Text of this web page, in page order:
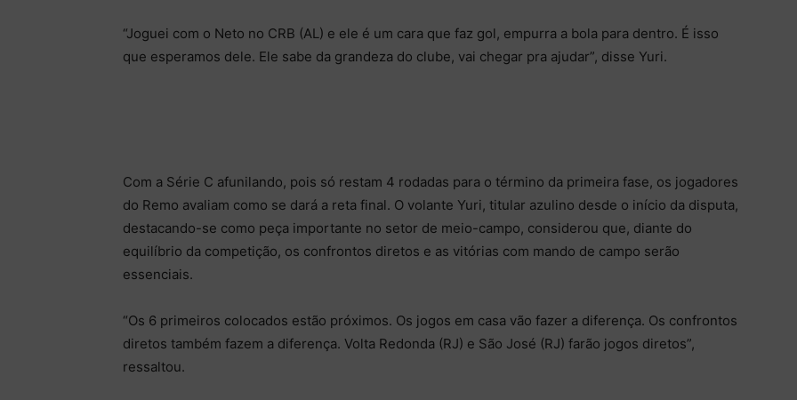
“Joguei com o Neto no CRB (AL) e ele é um cara que faz gol, empurra a bola para dentro. É isso
que esperamos dele. Ele sabe da grandeza do clube, vai chegar pra ajudar”, disse Yuri.
Com a Série C afunilando, pois só restam 4 rodadas para o término da primeira fase, os jogadores
do Remo avaliam como se dará a reta final. O volante Yuri, titular azulino desde o início da disputa,
destacando-se como peça importante no setor de meio-campo, considerou que, diante do
equilíbrio da competição, os confrontos diretos e as vitórias com mando de campo serão
essenciais.
“Os 6 primeiros colocados estão próximos. Os jogos em casa vão fazer a diferença. Os confrontos
diretos também fazem a diferença. Volta Redonda (RJ) e São José (RJ) farão jogos diretos”,
ressaltou.